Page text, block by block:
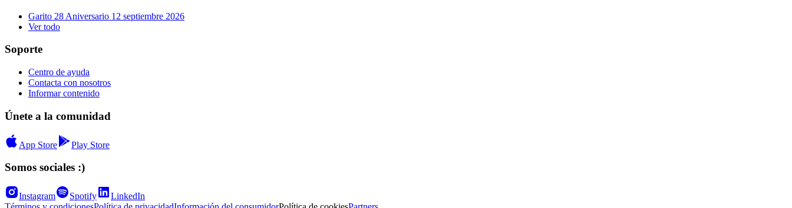
Garito 28 Aniversario 12 septiembre 2026
Ver todo
Soporte
Centro de ayuda
Contacta con nosotros
Informar contenido
Únete a la comunidad
App Store Play Store
Somos sociales :)
Instagram Spotify
LinkedIn